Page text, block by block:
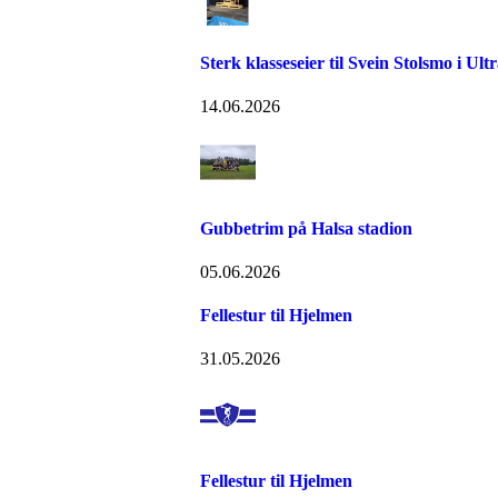
Sterk klasseseier til Svein Stolsmo i
14.06.2026
Gubbetrim på Halsa stadion
05.06.2026
Fellestur til Hjelmen
31.05.2026
Fellestur til Hjelmen